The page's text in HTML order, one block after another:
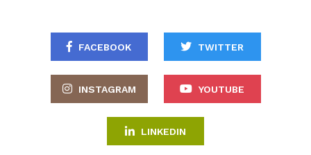
FACEBOOK TWITTER
INSTAGRAM YOUTUBE
LINKEDIN